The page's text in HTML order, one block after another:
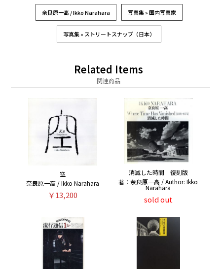
奈良原一高 / Ikko Narahara 写真集 » 国内写真家
写真集 » ストリートスナップ（日本）
Related Items
関連商品
空
奈良原一高 / Ikko Narahara
￥13,200
消滅した時間 復刻版
著：奈良原一高 / Author: Ikko
Narahara
sold out